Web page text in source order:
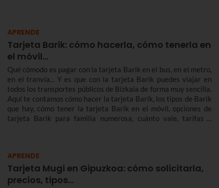
APRENDE
Tarjeta Barik: cómo hacerla, cómo tenerla en
el móvil...
Qué cómodo es pagar con la tarjeta Barik en el bus, en el metro,
en el tranvía... Y es que con la tarjeta Barik puedes viajar en
todos los transportes públicos de Bizkaia de forma muy sencilla.
Aquí te contamos cómo hacer la tarjeta Barik, los tipos de Barik
que hay, cómo tener la tarjeta Barik en el móvil, opciones de
tarjeta Barik para familia numerosa, cuánto vale, tarifas y
APRENDE
Tarjeta Mugi en Gipuzkoa: cómo solicitarla,
precios, tipos…